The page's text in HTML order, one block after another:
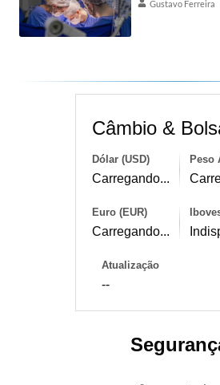
Gustavo Ferreira
Câmbio &
Dólar (USD)
Carregando...
Peso
Euro (EUR)
Carregando...
Atualização
--